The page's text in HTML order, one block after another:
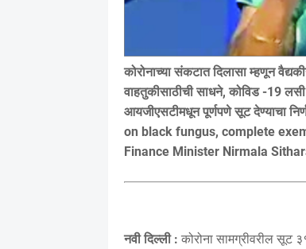
कोरोनाच्या संकटात दिलासा म्हणून
वाहतुकीसाठीची साधने, कोविड -19
आयजीएसटीमधून पूर्णपणे सूट देण्याचा
on black fungus, complete
Finance Minister Nirmala
नवी दिल्ली : कोरोना सामग्रीवरील सूट